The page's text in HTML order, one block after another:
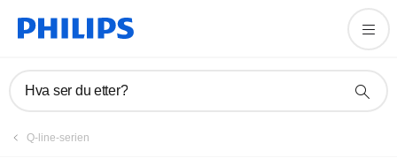
Hva ser du etter?
Q-line-serien